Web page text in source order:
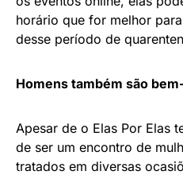
horário que for melhor
desse período de
Homens também são
Apesar de o Elas Por Elas
de ser um encontro de
tratados em diversas